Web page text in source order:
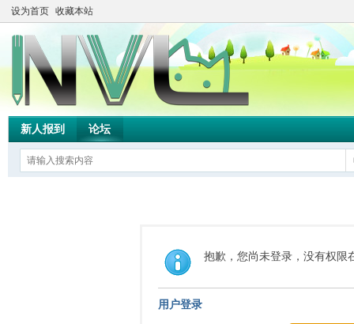
设为首页 收藏本站
新人报到 论坛
抱歉，您尚未登录，没有权限
用户登录